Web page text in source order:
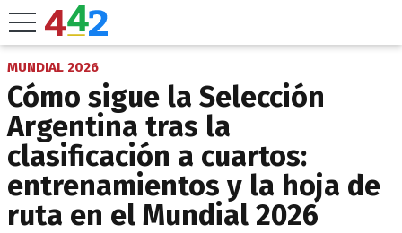
MUNDIAL 2026
Cómo sigue la Selección
Argentina tras la
clasificación a cuartos:
entrenamientos y la hoja de
ruta en el Mundial 2026